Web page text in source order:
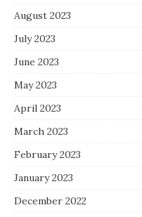
August 2023
July 2023
June 2023
May 2023
April 2023
March 2023
February 2023
January 2023
December 2022